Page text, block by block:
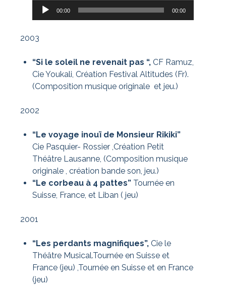
Lecteur
00:00 00:00
2003
“Si le soleil ne revenait pas “,CF Ramuz,
Cie Youkali, Création Festival Altitudes (Fr).
(Composition musique originale et jeu.)
2002
“Le voyage inouï de Monsieur Rikiki”
Cie Pasquier- Rossier ,Création Petit
Théâtre Lausanne, (Composition musique
originale , création bande son, jeu.)
“Le corbeau à 4 pattes”Tournée en
Suisse, France, et Liban ( jeu)
2001
“Les perdants magnifiques”, Cie le
Théâtre Musical.Tournée en Suisse et
France (jeu) ,Tournée en Suisse et en France
(jeu)